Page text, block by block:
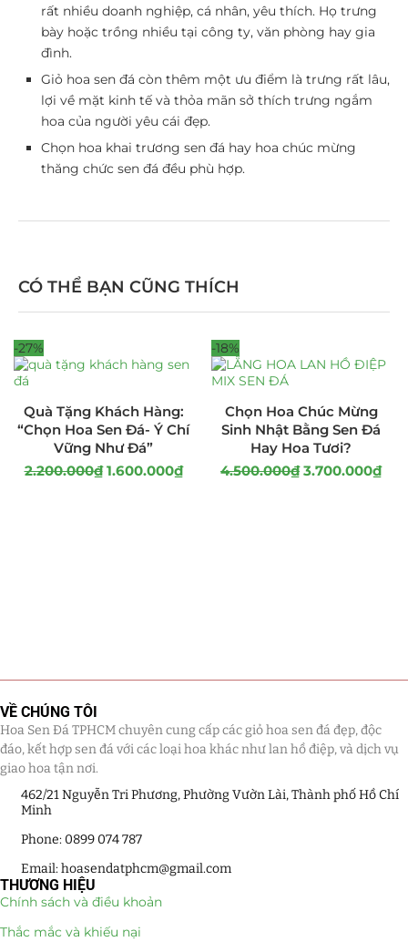
rất nhiều doanh nghiệp, cá nhân, yêu thích. Họ trưng
bày hoặc trồng nhiều tại công ty, văn phòng hay gia
đình.
Giỏ hoa sen đá còn thêm một ưu điểm là trưng rất lâu,
lợi về mặt kinh tế và thỏa mãn sở thích trưng ngắm
hoa của người yêu cái đẹp.
Chọn hoa khai trương sen đá hay hoa chúc mừng
thăng chức sen đá đều phù hợp.
CÓ THỂ BẠN CŨNG THÍCH
-27%
Quà Tặng Khách Hàng:
“Chọn Hoa Sen Đá- Ý Chí
Vững Như Đá”
2.200.000₫ 1.600.000₫
-18%
Chọn Hoa Chúc Mừng
Sinh Nhật Bằng Sen Đá
Hay Hoa Tươi?
4.500.000₫ 3.700.000₫
VỀ CHÚNG TÔI
Hoa Sen Đá TPHCM chuyên cung cấp các giỏ hoa sen đá đẹp, độc
đáo, kết hợp sen đá với các loại hoa khác như lan hồ điệp, và dịch vụ
giao hoa tận nơi.
462/21 Nguyễn Tri Phương, Phường Vườn Lài, Thành phố Hồ Chí
Minh
Phone: 0899 074 787
Email: hoasendatphcm@gmail.com
THƯƠNG HIỆU
Chính sách và điều khoản
Thắc mắc và khiếu nại